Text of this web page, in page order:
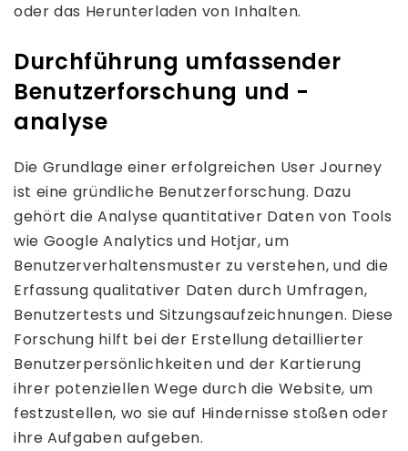
oder das Herunterladen von Inhalten.
Durchführung umfassender
Benutzerforschung und -
analyse
Die Grundlage einer erfolgreichen User Journey
ist eine gründliche Benutzerforschung. Dazu
gehört die Analyse quantitativer Daten von Tools
wie Google Analytics und Hotjar, um
Benutzerverhaltensmuster zu verstehen, und die
Erfassung qualitativer Daten durch Umfragen,
Benutzertests und Sitzungsaufzeichnungen. Diese
Forschung hilft bei der Erstellung detaillierter
Benutzerpersönlichkeiten und der Kartierung
ihrer potenziellen Wege durch die Website, um
festzustellen, wo sie auf Hindernisse stoßen oder
ihre Aufgaben aufgeben.